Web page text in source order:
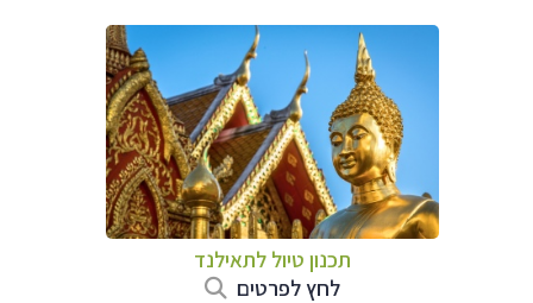
תכנון טיול לתאילנד
לחץ לפרטים